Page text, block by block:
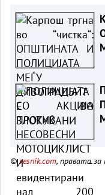
©vesnik.com, правата